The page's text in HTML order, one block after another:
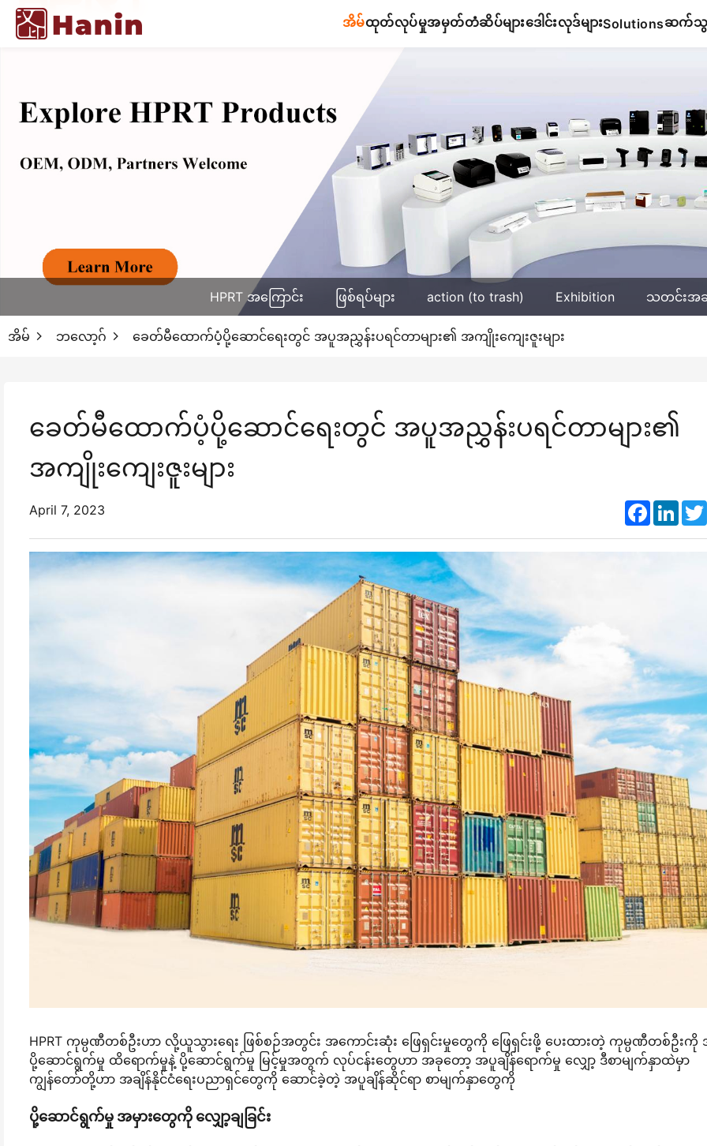
အိမ်ထုတ်လုပ်မှုအမှတ်တံဆိပ်များဒေါင်းလုဒ်များSolutionsဆက်
HPRT အကြောင်း ဖြစ်ရပ်များ action (to trash) Exhibition သတင်းအ
အိမ် ဘလော့ဂ် ခေတ်မီထောက်ပံ့ပို့ဆောင်ရေးတွင် အပူအညွှန်းပရင်တာများ၏ အကျိုးကျေးဇူးများ
ခေတ်မီထောက်ပံ့ပို့ဆောင်ရေးတွင် အပူအညွှန်းပရင်တာများ၏
အကျိုးကျေးဇူးများ
April 7, 2023 Facebook
HPRT ကုမ္ပဏီတစ်ဦးဟာ လို့ယူသွားရေး ဖြစ်စဉ်အတွင်း အကောင်းဆုံး ဖြေရှင်းမှုတွေကို ဖြေရှင်းဖို့ ပေးထားတဲ့ ကုမ္ပဏီတစ်ဦးကို
ပို့ဆောင်ရွက်မှု ထိရောက်မှုနဲ့ ပို့ဆောင်ရွက်မှု မြင့်မှုအတွက် လုပ်ငန်းတွေဟာ အခုတော့ အပူချိန်ရောက်မှု လျှော့ ဒီစာမျက်နှာထဲမှာ
ကျွန်တော်တို့ဟာ အချိန်နိုင်ငံရေးပညာရှင်တွေကို ဆောင်ခဲ့တဲ့ အပူချိန်ဆိုင်ရာ စာမျက်နှာတွေကို
ပို့ဆောင်ရွက်မှု အမှားတွေကို လျှော့ချခြင်း